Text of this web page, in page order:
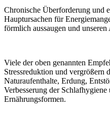
Chronische Überforderung und
Hauptursachen für
förmlich aussaugen und
Viele der oben genannten
Stressreduktion und vergrößern
Naturaufenthalte, Erdung,
Verbesserung der
Ernährungsformen.